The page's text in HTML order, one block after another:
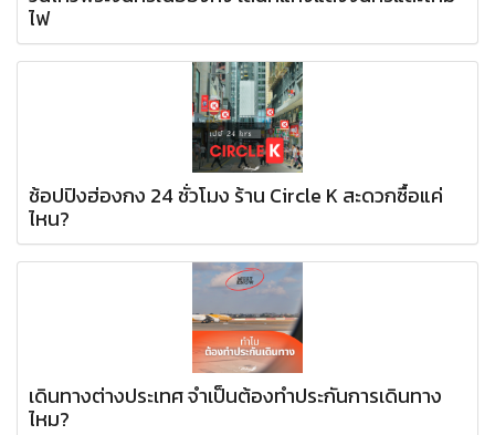
ไฟ
ช้อปปิงฮ่องกง 24 ชั่วโมง ร้าน Circle K สะดวกซื้อแค่
ไหน?
เดินทางต่างประเทศ จำเป็นต้องทำประกันการเดินทาง
ไหม?